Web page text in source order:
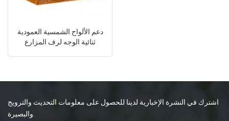
دعم الألواح الشمسية العمودية
ثنائية الوجه لرف المزارع
اشترك في النشرة الإخبارية لدينا للحصول على معلومات التحديث والترويج
والبصيرة.